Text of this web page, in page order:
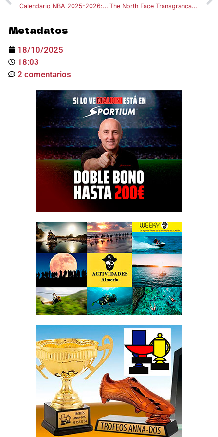
Calendario NBA 2025-2026: fechas clave, partidos y calendario completo The North Face Transgrancanaria 2026
Metadatos
18/10/2025
18:03
2 comentarios